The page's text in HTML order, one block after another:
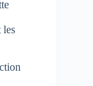
les